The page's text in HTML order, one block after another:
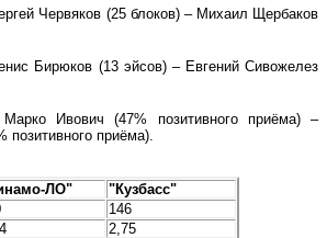
Червяков (25 блоков) – Михаил Щербаков
Бирюков (13 эйсов) – Евгений Сивожелез
Ивович (47% позитивного приёма) –
позитивного приёма).
ЛО"
"Кузбасс"
146
2,75